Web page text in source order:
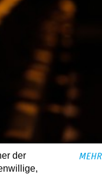
der
MEHR